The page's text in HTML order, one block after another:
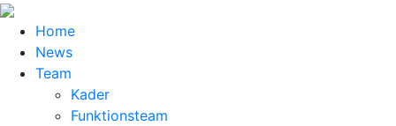
Home
News
Team
Kader
Funktionsteam